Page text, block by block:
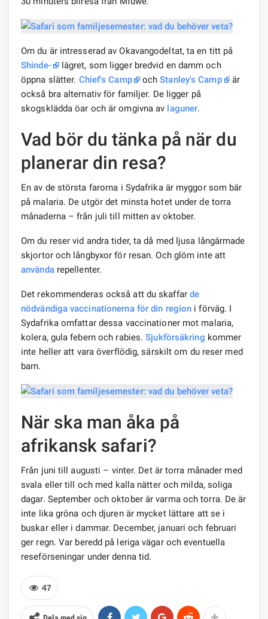
Om du är intresserad av Okavangodeltat, ta en titt på
Shinde-
lägret, som ligger bredvid en damm och
öppna slätter. Chief's Camp ochStanley's Camp
är
också bra alternativ för familjer. De ligger på
skogsklädda öar och är omgivna av laguner.
Vad bör du tänka på när du
planerar din resa?
En av de största farorna i Sydafrika är myggor som bär
på malaria. De utgör det minsta hotet under de torra
månaderna – från juli till mitten av oktober.
Om du reser vid andra tider, ta då med ljusa långärmade
skjortor och långbyxor för resan. Och glöm inte att
användarepellenter.
Det rekommenderas också att du skaffar de
nödvändiga vaccinationerna för din region i förväg. I
Sydafrika omfattar dessa vaccinationer mot malaria,
kolera, gula febern och rabies.Sjukförsäkring kommer
inte heller att vara överflödig, särskilt om du reser med
barn.
När ska man åka på
afrikansk safari?
Från juni till augusti – vinter. Det är torra månader med
svala eller till och med kalla nätter och milda, soliga
dagar. September och oktober är varma och torra. De är
inte lika gröna och djuren är mycket lättare att se i
buskar eller i dammar. December, januari och februari
ger regn. Var beredd på leriga vägar och eventuella
reseförseningar under denna tid.
47